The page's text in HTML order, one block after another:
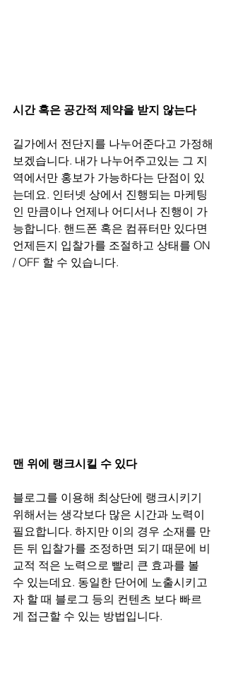
시간 혹은 공간적 제약을 받지 않는다
길가에서 전단지를 나누어준다고 가정해
보겠습니다. 내가 나누어주고있는 그 지
역에서만 홍보가 가능하다는 단점이 있
는데요. 인터넷 상에서 진행되는 마케팅
인 만큼이나 언제나 어디서나 진행이 가
능합니다. 핸드폰 혹은 컴퓨터만 있다면
언제든지 입찰가를 조절하고 상태를 ON
/ OFF 할 수 있습니다.
맨 위에 랭크시킬 수 있다
블로그를 이용해 최상단에 랭크시키기
위해서는 생각보다 많은 시간과 노력이
필요합니다. 하지만 이의 경우 소재를 만
든 뒤 입찰가를 조정하면 되기 때문에 비
교적 적은 노력으로 빨리 큰 효과를 볼
수 있는데요. 동일한 단어에 노출시키고
자 할 때 블로그 등의 컨텐츠 보다 빠르
게 접근할 수 있는 방법입니다.